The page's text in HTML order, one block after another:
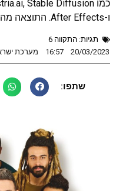
ו-After Effects. התוצאה מהפנטת • אל תפספסו
תגיות: התקווה 6
20/03/2023
16:57 מערכת
שתפו: